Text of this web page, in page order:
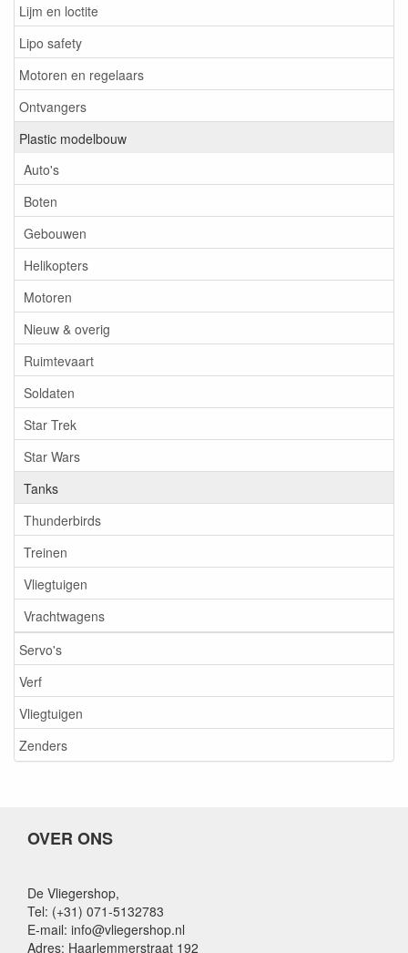
Lijm en loctite
Lipo safety
Motoren en regelaars
Ontvangers
Plastic modelbouw
Auto's
Boten
Gebouwen
Helikopters
Motoren
Nieuw & overig
Ruimtevaart
Soldaten
Star Trek
Star Wars
Tanks
Thunderbirds
Treinen
Vliegtuigen
Vrachtwagens
Servo's
Verf
Vliegtuigen
Zenders
OVER ONS
De Vliegershop,
Tel: (+31) 071-5132783
E-mail: info@vliegershop.nl
Adres: Haarlemmerstraat 192